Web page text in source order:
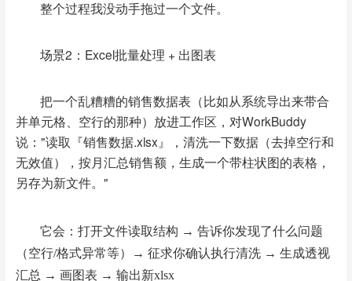
整个过程我没动手拖过一个文件。
场景2：Excel批量处理 + 出图表
把一个乱糟糟的销售数据表（比如从系统导出来带合
并单元格、空行的那种）放进工作区，对WorkBuddy
说： "读取『销售数据.xlsx』，清洗一下数据（去掉空行和
无效值），按月汇总销售额，生成一个带柱状图的表格，
另存为新文件。"
它会：打开文件读取结构 → 告诉你发现了什么问题
（空行/格式异常等）→ 征求你确认执行清洗 → 生成透视
汇总 → 画图表 → 输出新xlsx